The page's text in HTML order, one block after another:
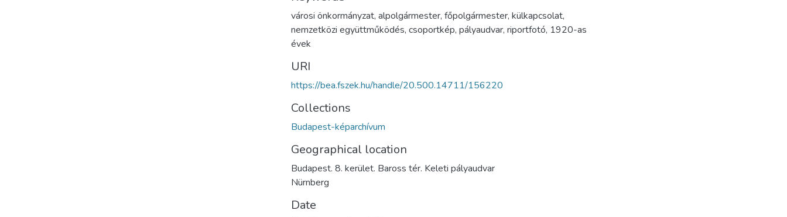
városi önkormányzat, alpolgármester, főpolgármester, külkapcsolat,
nemzetközi együttműködés, csoportkép, pályaudvar, riportfotó, 1920-as
évek
URI
https://bea.fszek.hu/handle/20.500.14711/156220
Collections
Budapest-képarchívum
Geographical location
Budapest. 8. kerület. Baross tér. Keleti pályaudvar
Nürnberg
Date